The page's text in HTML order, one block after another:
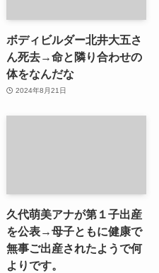
ボディビルダー北井大五さ
ん死去→命と隣り合わせの
体をなんだな
2024年8月21日
久代萌美アナが第１子出産
を公表→母子ともに健康で
無事ご出産されたようで何
よりです。